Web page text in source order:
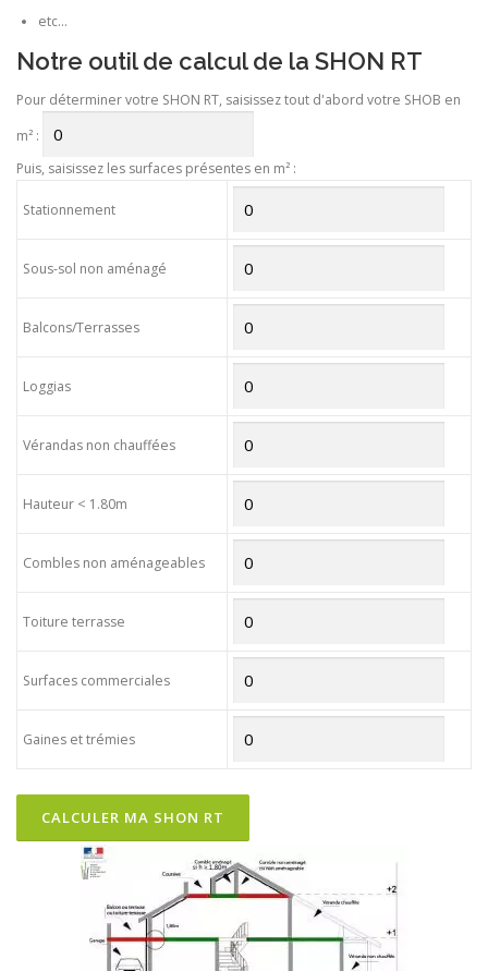
etc…
Notre outil de calcul de la SHON RT
Pour déterminer votre SHON RT, saisissez tout d'abord votre SHOB en
m² :
Puis, saisissez les surfaces présentes en m² :
Stationnement
Sous-sol non aménagé
Balcons/Terrasses
Loggias
Vérandas non chauffées
Hauteur < 1.80m
Combles non aménageables
Toiture terrasse
Surfaces commerciales
Gaines et trémies